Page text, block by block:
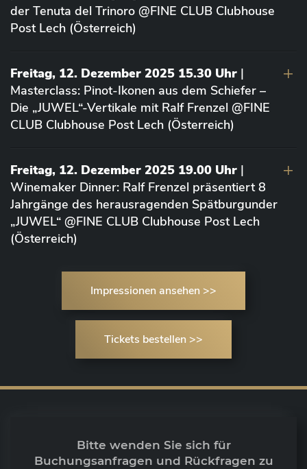
der Tenuta del Trinoro @FINE CLUB Clubhouse
Post Lech (Österreich)
Freitag, 12. Dezember 2025 15.30 Uhr |
Masterclass: Pinot-Ikonen aus dem Schiefer –
Die „JUWEL“-Vertikale mit Ralf Frenzel @FINE
CLUB Clubhouse Post Lech (Österreich)
Freitag, 12. Dezember 2025 19.00 Uhr |
Winemaker Dinner: Ralf Frenzel präsentiert 8
Jahrgänge des herausragenden Spätburgunder
„JUWEL“ @FINE CLUB Clubhouse Post Lech
(Österreich)
Impressionen ansehen >>
Tickets bestellen >>
Bitte wenden Sie sich für
Buchungsanfragen und Rückfragen zu